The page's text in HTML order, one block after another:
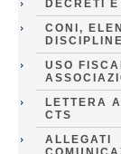
DECRETI
CONI,
USO
LETTERA
CTS
ALLEGATI